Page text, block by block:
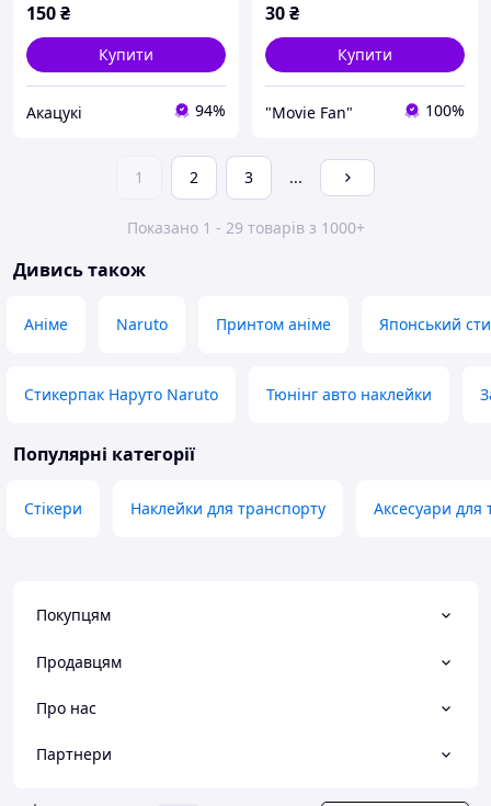
150₴
Купити
Акацукі 94%
30₴
Купити
"Movie Fan" 100%
1 2 3 ...
Показано 1 - 29 товарів з 1000+
Дивись також
Аніме Naruto Принтом аніме Японський
Стикерпак Наруто Naruto Тюнінг авто наклейки
Популярні категорії
Стікери Наклейки для транспорту Аксесуари для
Покупцям
Продавцям
Про нас
Партнери